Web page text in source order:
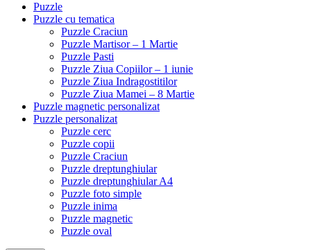
Puzzle
Puzzle cu tematica
Puzzle Craciun
Puzzle Martisor – 1 Martie
Puzzle Pasti
Puzzle Ziua Copiilor – 1 iunie
Puzzle Ziua Indragostitilor
Puzzle Ziua Mamei – 8 Martie
Puzzle magnetic personalizat
Puzzle personalizat
Puzzle cerc
Puzzle copii
Puzzle Craciun
Puzzle dreptunghiular
Puzzle dreptunghiular A4
Puzzle foto simple
Puzzle inima
Puzzle magnetic
Puzzle oval